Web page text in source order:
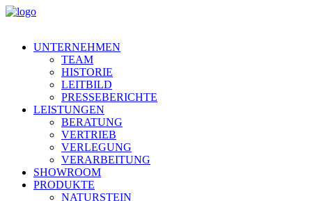
UNTERNEHMEN
TEAM
HISTORIE
LEITBILD
PRESSEBERICHTE
LEISTUNGEN
BERATUNG
VERTRIEB
VERLEGUNG
VERARBEITUNG
SHOWROOM
PRODUKTE
NATURSTEIN